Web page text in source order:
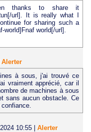
thanks to share it
url]. It is really what I
for sharing such a
world[/url].
Alerter
à sous, j'ai trouvé ce
vraiment apprécié, car il
de machines à sous
sans aucun obstacle. Ce
10:55
Alerter